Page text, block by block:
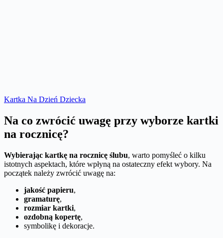
Kartka Na Dzień Dziecka
Na co zwrócić uwagę przy wyborze kartki
na rocznicę?
Wybierając kartkę na rocznicę ślubu, warto pomyśleć o kilku
istotnych aspektach, które wpłyną na ostateczny efekt wybory. Na
początek należy zwrócić uwagę na:
jakość papieru,
gramaturę,
rozmiar kartki,
ozdobną kopertę,
symbolikę i dekoracje.